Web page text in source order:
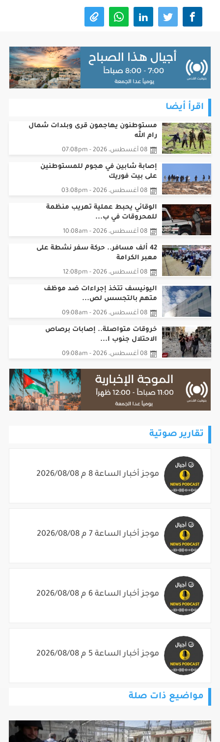
اقرأ أيضا
مستوطنون يهاجمون قرى وبلدات شمال
رام الله
08 أغسطس، 2026 - 07:08pm
إصابة شابين في هجوم للمستوطنين
على بيت فوريك
08 أغسطس، 2026 - 03:08pm
الوقائي يحبط عملية تهريب منظمة
للمحروقات في ب...
08 أغسطس، 2026 - 10:08am
42 ألف مسافر.. حركة سفر نشطة على
معبر الكرامة
08 أغسطس، 2026 - 12:08pm
اليونيسف تتخذ إجراءات ضد موظف
متهم بالتجسس لص...
08 أغسطس، 2026 - 09:08am
خروقات متواصلة.. إصابات برصاص
الاحتلال جنوب ا...
08 أغسطس، 2026 - 09:08am
تقارير صوتية
موجز أخبار الساعة 8 م 2026/08/08
موجز أخبار الساعة 7 م 2026/08/08
موجز أخبار الساعة 6 م 2026/08/08
موجز أخبار الساعة 5 م 2026/08/08
مواضيع ذات صلة